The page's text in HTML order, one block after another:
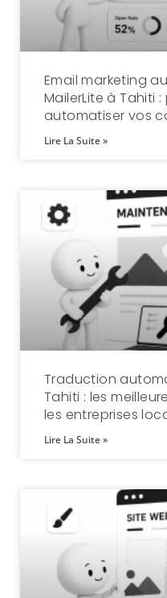
Email marketing
MailerLite à Tahiti
automatiser vos
Lire La Suite »
Traduction
Tahiti : les
les entreprises
Lire La Suite »